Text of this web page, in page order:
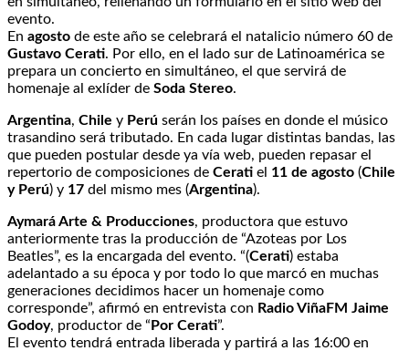
evento.
En agosto de este año se celebrará el natalicio número 60 de
Gustavo Cerati. Por ello, en el lado sur de Latinoamérica se
prepara un concierto en simultáneo, el que servirá de
homenaje al exlíder de Soda Stereo.
Argentina, Chile y Perú serán los países en donde el músico
trasandino será tributado. En cada lugar distintas bandas, las
que pueden postular desde ya vía web, pueden repasar el
repertorio de composiciones de Cerati el 11 de agosto (Chile
y Perú) y 17 del mismo mes (Argentina).
Aymará Arte & Producciones, productora que estuvo
anteriormente tras la producción de “Azoteas por Los
Beatles”, es la encargada del evento. “(Cerati) estaba
adelantado a su época y por todo lo que marcó en muchas
generaciones decidimos hacer un homenaje como
corresponde”, afirmó en entrevista con Radio ViñaFM Jaime
Godoy, productor de “ Por Cerati”.
El evento tendrá entrada liberada y partirá a las 16:00 en